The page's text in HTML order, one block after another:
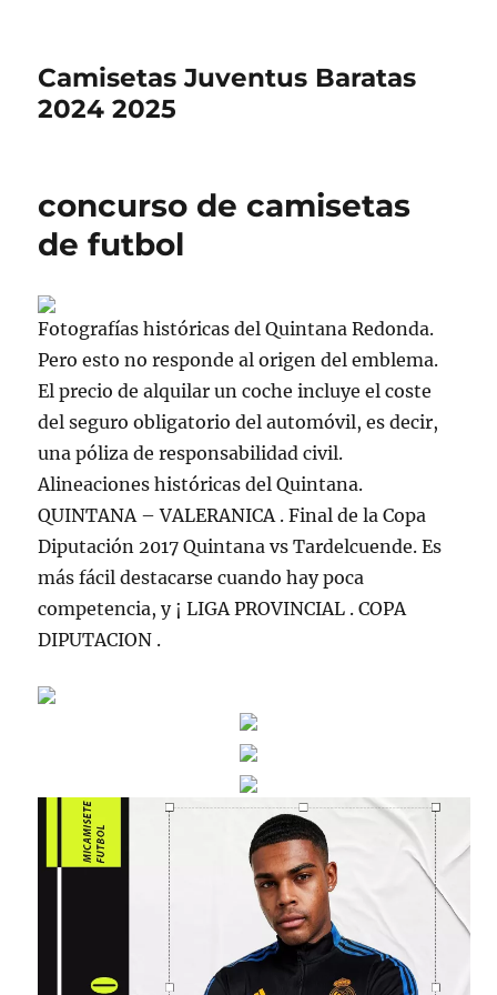
Camisetas Juventus Baratas
2024 2025
concurso de camisetas
de futbol
Fotografías históricas del Quintana Redonda.
Pero esto no responde al origen del emblema.
El precio de alquilar un coche incluye el coste
del seguro obligatorio del automóvil, es decir,
una póliza de responsabilidad civil.
Alineaciones históricas del Quintana.
QUINTANA – VALERANICA . Final de la Copa
Diputación 2017 Quintana vs Tardelcuende. Es
más fácil destacarse cuando hay poca
competencia, y ¡ LIGA PROVINCIAL . COPA
DIPUTACION .